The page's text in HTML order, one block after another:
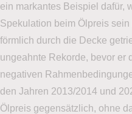
ein markantes Beispiel dafür,
Spekulation beim Ölpreis
förmlich durch die Decke
ungeahnte Rekorde, bevor er
negativen
den Jahren 2013/2014 und
Ölpreis gegensätzlich, ohne